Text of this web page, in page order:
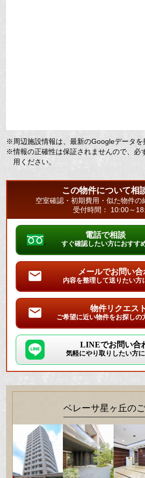
※周辺施設情報は、最新のGoogleデータを
※情報の正確性は保証されませんので、必
用ください。
この物件について相
空室確認・初期費用・似た物件の
受付時間： 10:00～
電話で相談
すぐ確認したい方におすす
メールでお問い合
内容を整理して送りたい方
物件リクエスト
ご希望に近い物件をお探しの
LINEでお問い合
気軽にやり取りしたい方
ベレーサ星ヶ丘の